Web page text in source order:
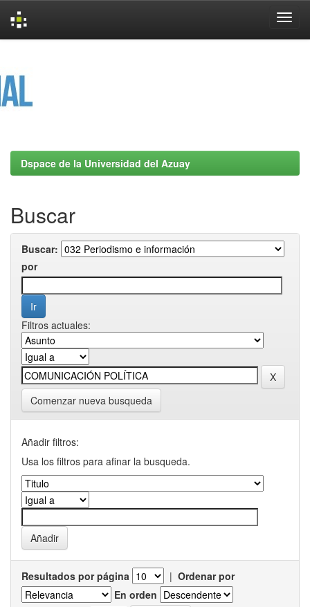
Dspace de la Universidad del Azuay
Buscar
Buscar:
por
Filtros actuales:
Comenzar nueva busqueda
Añadir filtros:
Usa los filtros para afinar la busqueda.
Resultados por página | Ordenar por
En orden